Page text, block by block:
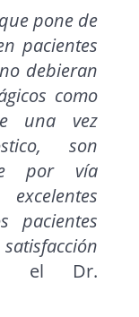
pone de
pacientes
debieran
como
una vez
son
por vía
pacientes
el Dr.